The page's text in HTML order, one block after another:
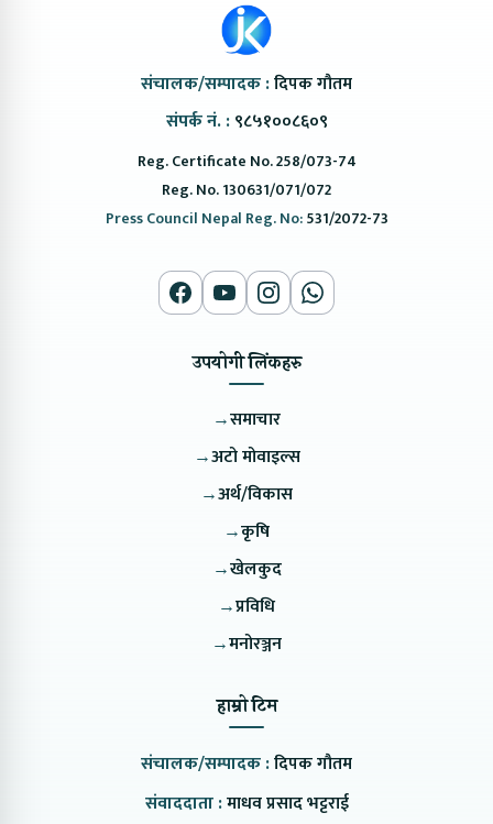
संचालक/सम्पादक :दिपक गौतम
संपर्क नं. : ९८५१००८६०९
Reg. Certificate No. 258/073-74
Reg. No. 130631/071/072
Press Council Nepal Reg. No:531/2072-73
उपयोगी लिंकहरु
→समाचार
→अटो मोवाइल्स
→अर्थ/विकास
→कृषि
→खेलकुद
→प्रविधि
→मनोरञ्जन
हाम्रो टिम
संचालक/सम्पादक :दिपक गौतम
संवाददाता :माधव प्रसाद भट्टराई